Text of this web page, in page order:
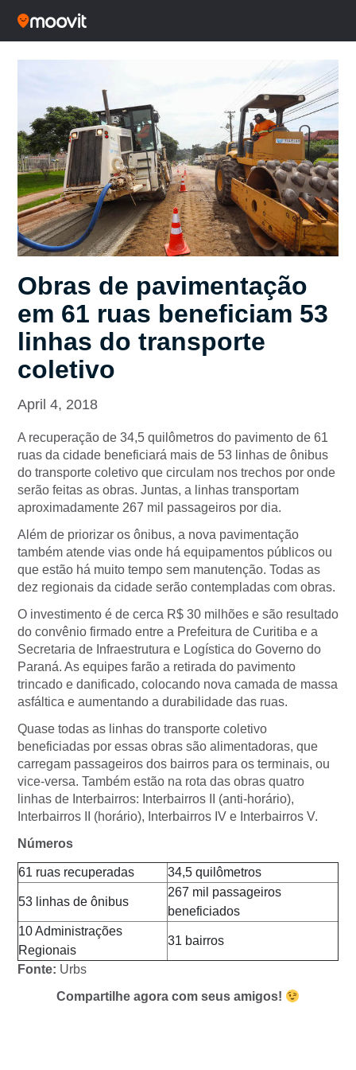
Obras de pavimentação
em 61 ruas beneficiam 53
linhas do transporte
coletivo
April 4, 2018
A recuperação de 34,5 quilômetros do pavimento de 61
ruas da cidade beneficiará mais de 53 linhas de ônibus
do transporte coletivo que circulam nos trechos por onde
serão feitas as obras. Juntas, a linhas transportam
aproximadamente 267 mil passageiros por dia.
Além de priorizar os ônibus, a nova pavimentação
também atende vias onde há equipamentos públicos ou
que estão há muito tempo sem manutenção. Todas as
dez regionais da cidade serão contempladas com obras.
O investimento é de cerca R$ 30 milhões e são resultado
do convênio firmado entre a Prefeitura de Curitiba e a
Secretaria de Infraestrutura e Logística do Governo do
Paraná. As equipes farão a retirada do pavimento
trincado e danificado, colocando nova camada de massa
asfáltica e aumentando a durabilidade das ruas.
Quase todas as linhas do transporte coletivo
beneficiadas por essas obras são alimentadoras, que
carregam passageiros dos bairros para os terminais, ou
vice-versa. Também estão na rota das obras quatro
linhas de Interbairros: Interbairros II (anti-horário),
Interbairros II (horário), Interbairros IV e Interbairros V.
Números
61 ruas recuperadas 34,5 quilômetros
53 linhas de ônibus
267 mil passageiros
beneficiados
10 Administrações
Regionais
31 bairros
Fonte: Urbs
Compartilhe agora com seus amigos!